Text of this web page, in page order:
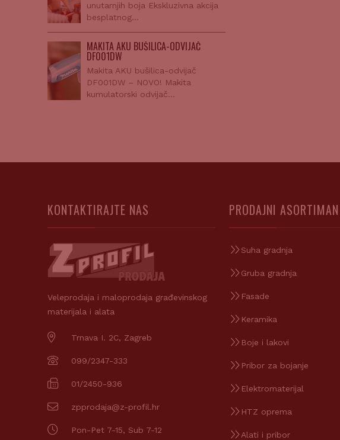
unutarnjih boja Ekskluzivna akcija
besplatnog…
MAKITA AKU BUŠILICA-ODVIJAČ
DF001DW
Makita AKU bušilica-odvijač
DF001DW – NOVO! Makita
kumulatorski odvijač…
KONTAKTIRAJTE NAS
Veleprodaja i maloprodaja građevinskog
materijala i alata
Trnava I. 2C, Zagreb
099/2347-333
01/2450-936
zpprodaja@z-profil.hr
Pon-Pet 7-15, Sub 7-12
PRODAJNI ASORTIMAN
Suha gradnja
Gruba gradnja
Fasade
Keramika
Boje i lakovi
Pribor za bojanje
Elektromaterijal
HTZ oprema
Alati i pribor